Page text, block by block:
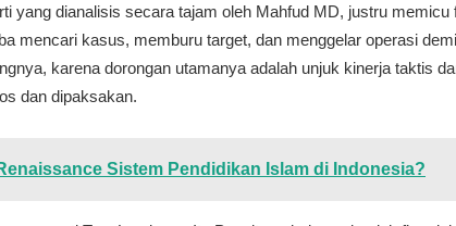
yang dianalisis secara tajam oleh Mahfud MD, justru memicu
mencari kasus, memburu target, dan menggelar operasi
karena dorongan utamanya adalah unjuk kinerja taktis
dan dipaksakan.
Sistem Pendidikan Islam di Indonesia?